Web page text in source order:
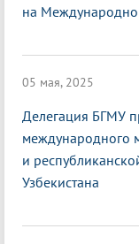
на
05 мая, 2025
Делегация БГМУ
международного
и
Узбекистана